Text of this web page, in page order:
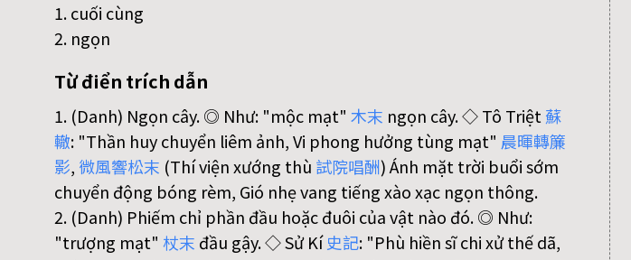
1. cuối cùng
2. ngọn
Từ điển trích dẫn
1. (Danh) Ngọn cây. ◎ Như: "mộc mạt" 木末 ngọn cây. ◇ Tô Triệt 蘇
轍: "Thần huy chuyển liêm ảnh, Vi phong hưởng tùng mạt" 晨暉轉簾
影, 微風響松末 (Thí viện xướng thù 試院唱酬) Ánh mặt trời buổi sớm
chuyển động bóng rèm, Gió nhẹ vang tiếng xào xạc ngọn thông.
2. (Danh) Phiếm chỉ phần đầu hoặc đuôi của vật nào đó. ◎ Như:
"trượng mạt" 杖末 đầu gậy. ◇ Sử Kí史記: "Phù hiền sĩ chi xử thế dã,